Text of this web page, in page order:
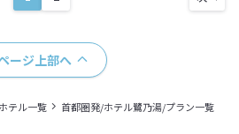
ージ上部へ
テル一覧 首都圏発/ホテル鷺乃湯/プラン一覧